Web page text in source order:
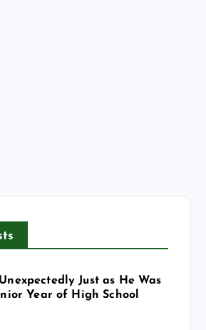
Just as He Was
Year of High School